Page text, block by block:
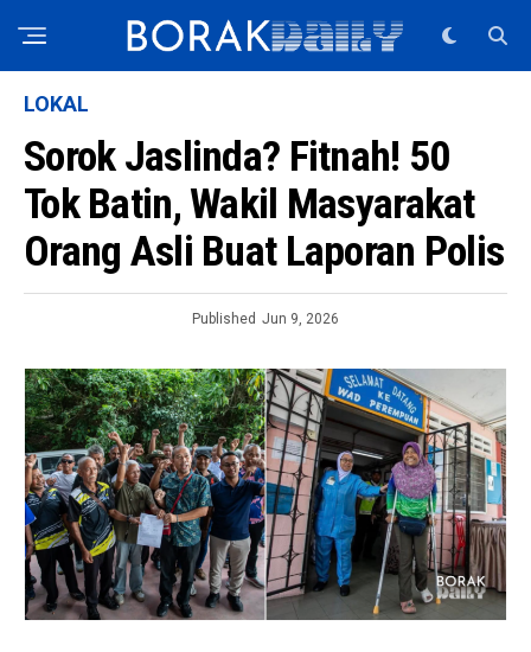
LOKAL
Sorok Jaslinda? Fitnah! 50
Tok Batin, Wakil Masyarakat
Orang Asli Buat Laporan Polis
Published Jun 9, 2026